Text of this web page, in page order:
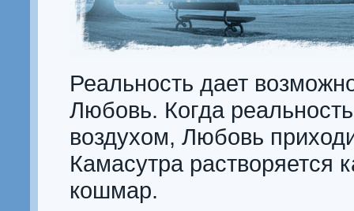
Реальность дает
Любовь. Когда
воздухом, Любовь
Камасутра растворяется
кошмар.